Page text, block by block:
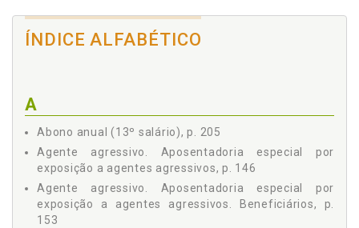
para Cada Área, as Receitas e as Despesas Vinculadas
a Ações de Saúde, Previdência e Assistência Social,
Preservado o Caráter Contributivo da Previdência
Empregadores e Aposentados nos Órgãos Colegiados,
p. 32
2.3.8 Solidariedade, p. 32
2.3.9 Preexistência da Fonte de Custeio, p. 33
2.3.10 Anterioridade Nonagesimal ou Mitigada, p. 33
2.4 DIREITOS DA SEGURIDADE SOCIAL, p. 33
ÍNDICE ALFABÉTICO
A
Abono anual (13º salário), p. 205
Agente agressivo. Aposentadoria especial por
exposição a agentes agressivos, p. 146
Agente agressivo. Aposentadoria especial por
exposição a agentes agressivos. Beneficiários, p.
153